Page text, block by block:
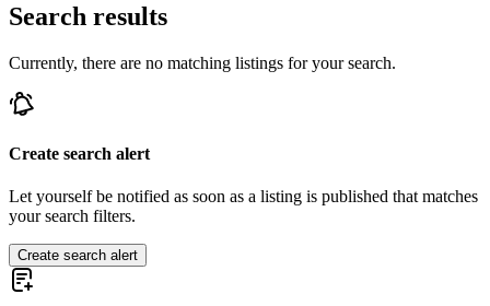
Search results
Currently, there are no matching listings for your search.
Create search alert
Let yourself be notified as soon as a listing is published that matches
your search filters.
Create search alert